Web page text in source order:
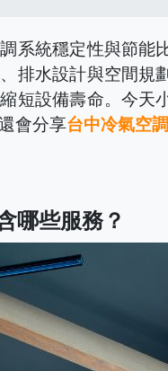
系統穩定性與節能
排水設計與空間規
短設備壽命。今天
會分享台中冷氣空
哪些服務？